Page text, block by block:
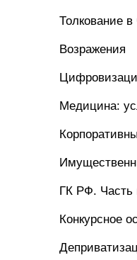
Толкование
Возражения
Медицина:
ГК РФ. Часть
Конкурсное